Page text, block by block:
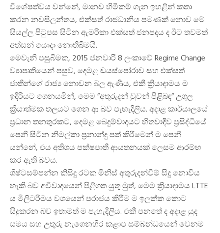
විශේෂත්වය වන්නේ, මානව හිමිකම් ගැන ඉහළින් කතා
කරන නවසීලන්තය, එක්සත් රාජධානිය පමණක් නොව මේ
සියල්ල පිටුපස සිටින ඇමරිකා එක්සත් ජනපදය ද ඊට තවමත්
අත්සන් යොදා නොතිබීමයි.
මෙවැනි පසුබිමක, 2015 ජනවාරි 8 ලංකාවේ Regime Change
ව්‍යාපෘතියෙන් පසුව, දෙමළ ඩයස්පෝරාව සහ එක්සත්
ජාතීන්ගේ රාජ්‍ය නොවන බල ඇණිය, එකී ක්‍රියාදාමය ම
ඉදිරියට ගෙනයමින්, මෙම ”අතුරුදන් වුවන් පිළිබඳ” උගුල
ක්‍රියාත්මක තලයට ගෙන ආ බව පැහැදිලිය. අදාළ කාර්යාලයේ
ප්‍රධාන තනතුරකට, දෙමළ බෙදුම්වාදයට හිතවාදීව ප්‍රසිද්ධියේ
පෙනී සිටින නිමල්කා ප්‍රනාන්දු පත් කිරීමෙන් ම පෙනී
යන්නේ, එය අතිශය පක්ෂපාතී ආයතනයක් ලෙසම ආරම්භ
කර ඇති බවය.
ශිෂ්ටසම්පන්න කිසිදු රටක මිනිස් අතුරුදන්වීම් සිදු නොවිය
හැකි බව අවිවාදයෙන් පිළිගත යුතු මුත්, මෙම ක්‍රියාදාමය LTTE
ය මිලිටරිමය වශයෙන් පරාජය කිරීම ම ඉලක්ක කොට
සිදුකරන බව ඉතාමත් ම පැහැදිලිය. එකී පනතේ ද අදාළ යුද
සමය සහ උතුරු නැගෙනහිර කළාප සම්බන්ධයෙන් වෙනම